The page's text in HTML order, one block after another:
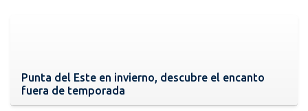
Punta del Este en invierno, descubre el encanto
fuera de temporada